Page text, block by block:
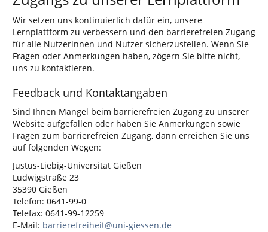
Wir setzen uns kontinuierlich dafür ein, unsere
Lernplattform zu verbessern und den barrierefreien Zugang
für alle Nutzerinnen und Nutzer sicherzustellen. Wenn Sie
Fragen oder Anmerkungen haben, zögern Sie bitte nicht,
uns zu kontaktieren.
Feedback und Kontaktangaben
Sind Ihnen Mängel beim barrierefreien Zugang zu unserer
Website aufgefallen oder haben Sie Anmerkungen sowie
Fragen zum barrierefreien Zugang, dann erreichen Sie uns
auf folgenden Wegen:
Justus-Liebig-Universität Gießen
Ludwigstraße 23
35390 Gießen
Telefon: 0641-99-0
Telefax: 0641-99-12259
E-Mail: barrierefreiheit@uni-giessen.de